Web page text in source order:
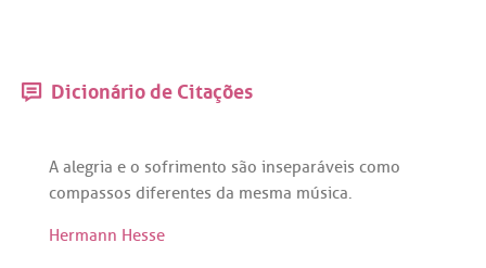
Dicionário de Citações
A alegria e o sofrimento são inseparáveis como
compassos diferentes da mesma música.
Hermann Hesse